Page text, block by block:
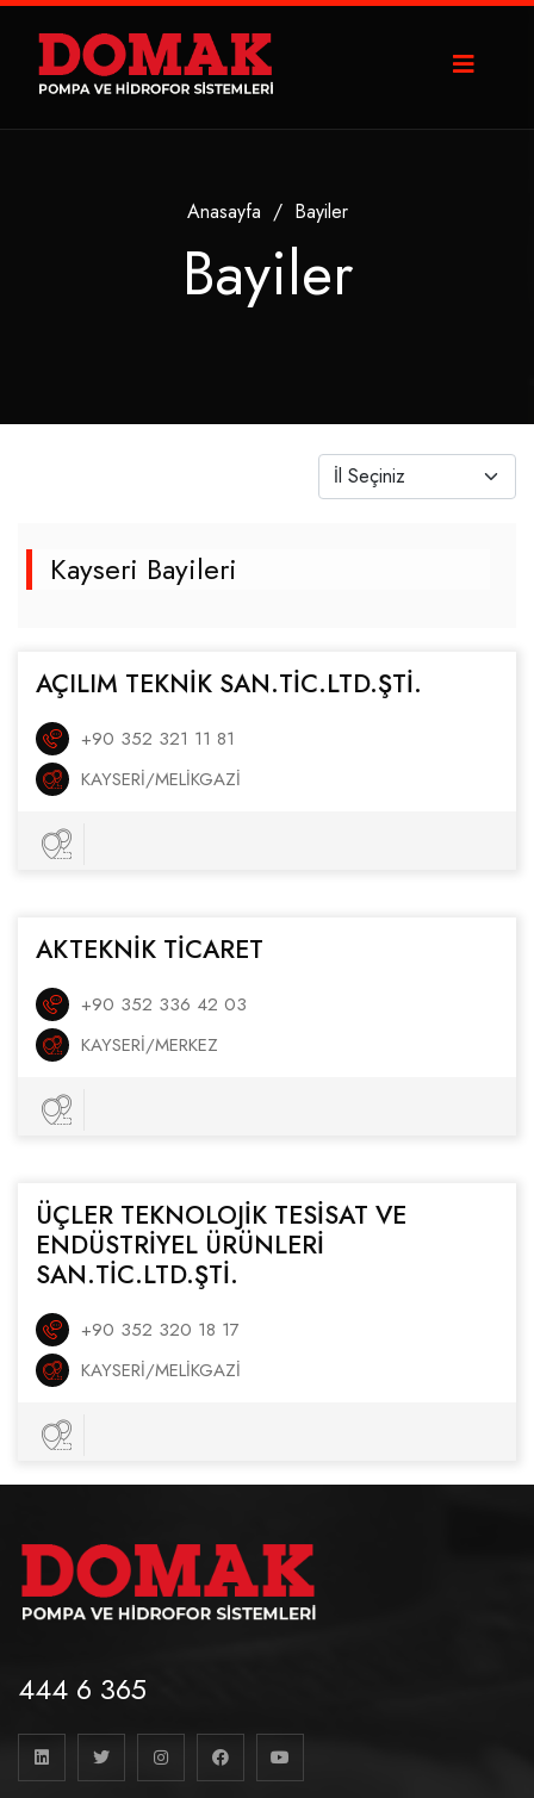
Anasayfa / Bayiler
Bayiler
Kayseri Bayileri
AÇILIM TEKNİK SAN.TİC.LTD.ŞTİ.
+90 352 321 11 81
KAYSERI/MELİKGAZİ
AKTEKNİK TİCARET
+90 352 336 42 03
KAYSERI/MERKEZ
ÜÇLER TEKNOLOJİK TESİSAT VE
ENDÜSTRİYEL ÜRÜNLERİ
SAN.TİC.LTD.ŞTİ.
+90 352 320 18 17
KAYSERI/MELİKGAZİ
444 6 365